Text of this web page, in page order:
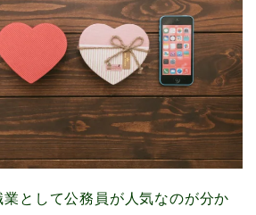
として公務員が人気なのが分か